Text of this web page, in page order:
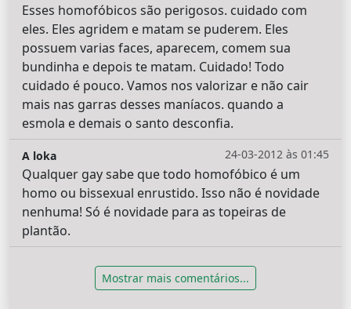
Esses homofóbicos são perigosos. cuidado com
eles. Eles agridem e matam se puderem. Eles
possuem varias faces, aparecem, comem sua
bundinha e depois te matam. Cuidado! Todo
cuidado é pouco. Vamos nos valorizar e não cair
mais nas garras desses maníacos. quando a
esmola e demais o santo desconfia.
24-03-2012 às 01:45
A loka
Qualquer gay sabe que todo homofóbico é um
homo ou bissexual enrustido. Isso não é novidade
nenhuma! Só é novidade para as topeiras de
plantão.
Mostrar mais comentários...